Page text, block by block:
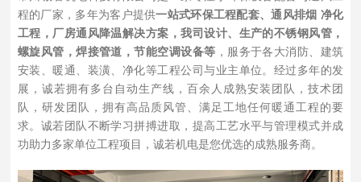
程的厂家，多年为客户提供一站式环保工程配套、通风排烟 净化
工程，厂房通风降温解决方案，我司设计、生产的不锈钢风管，
螺旋风管，焊接管道，节能空调设备等 ，服务于各大消防、建筑
安装、暖通、装潢、净化等工程公司与业主单位。经过多年的发
展，诚若拥有多台自动生产线，百余人成熟安装团队，技术团
队，研发团队，拥有高品质风管、满足工地任何暖通工程的要
求。诚若团队不断学习拼搏进取，提高工艺水平与管理模式并成
功助力多家单位工程项目，诚若机电是您优选的成熟服务商。